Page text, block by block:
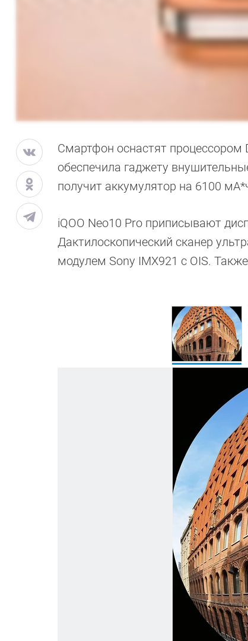
Смартфон оснастят процессором
обеспечила гаджету
получит аккумулятор на 6100
iQOO Neo10 Pro приписывают
Дактилоскопический сканер
модулем Sony IMX921 с OIS.